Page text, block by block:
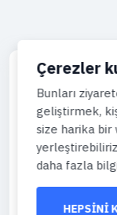
Telefon
444 43 64
WhatsApp
Çerezler
Bunları
geliştirmek,
size harika bir
daha fazla
HEPSINI